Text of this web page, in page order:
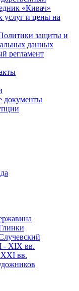
«Кивач»
услуг и цены на
защиты и
данных
регламент
документы
- XIX вв.
вв.